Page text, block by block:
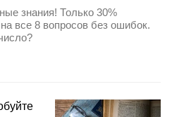
знания! Только 30%
все 8 вопросов без ошибок.